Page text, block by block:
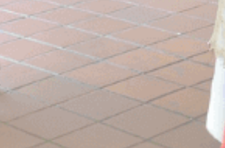
营销类Cookie将主要由第三方用于创建用户配置文件，以跟
踪其在整个网络上的行为和习惯，以达到营销目的。
广告用户数据
同意向 Google 发送与广告相关的用户数据。
同意第三方进行个性化广告